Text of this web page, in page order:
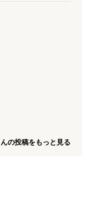
の投稿をもっと見る